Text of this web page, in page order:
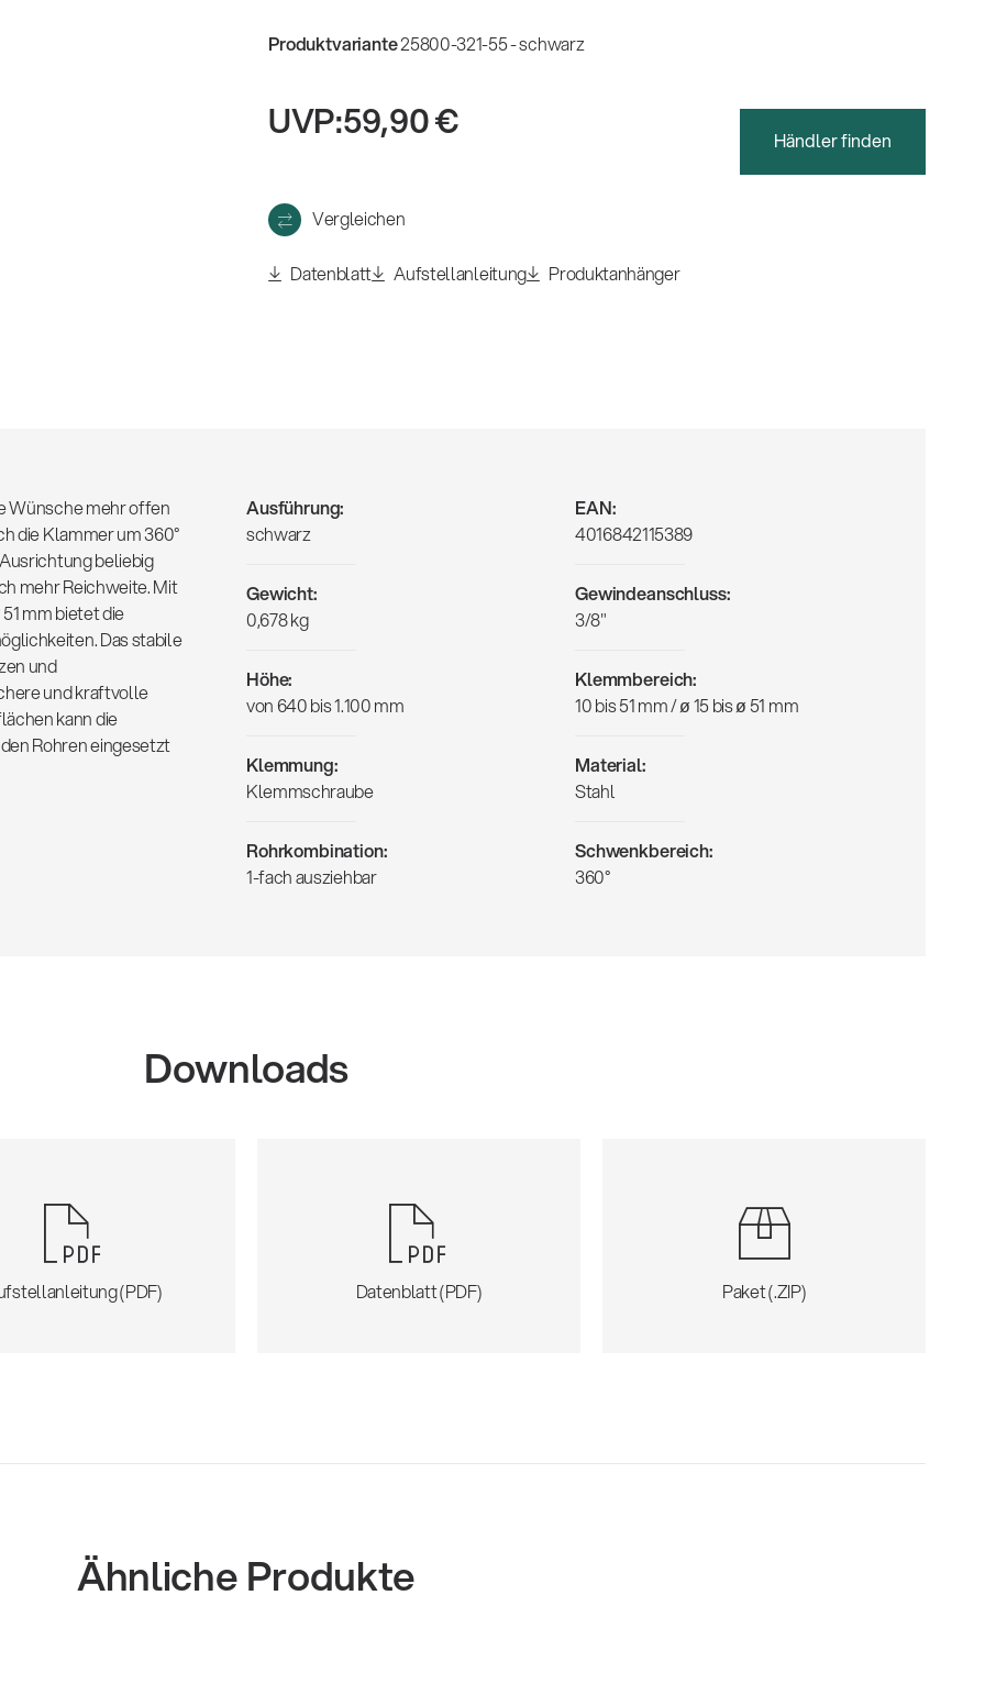
Produktvariante25800-321-55 - schwarz
UVP:59,90 € Händler finden
Vergleichen
Datenblatt Aufstellanleitung Produktanhänger
Wünsche mehr offen
die Klammer um 360°
beliebig
mehr Reichweite. Mit
mm bietet die
Das stabile
und
und kraftvolle
kann die
Rohren eingesetzt
Ausführung:
schwarz
EAN:
4016842115389
Gewicht:
0,678 kg
Gewindeanschluss:
3/8"
Höhe:
von 640 bis 1.100 mm
Klemmbereich:
10 bis 51 mm / ø 15 bis ø 51 mm
Klemmung:
Klemmschraube
Material:
Stahl
Rohrkombination:
1-fach ausziehbar
Schwenkbereich:
360°
Downloads
(PDF) Datenblatt (PDF) Paket (.ZIP)
Ähnliche Produkte